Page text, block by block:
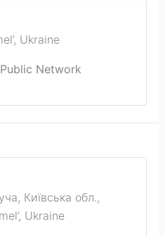
, Ukraine
Public Network
Київська обл.,
, Ukraine